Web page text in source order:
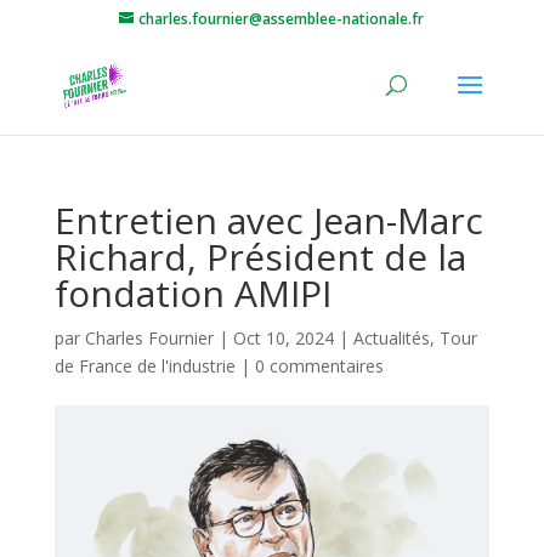
charles.fournier@assemblee-nationale.fr
Entretien avec Jean-Marc
Richard, Président de la
fondation AMIPI
par Charles Fournier| Oct 10, 2024| Actualités, Tour
de France de l'industrie | 0 commentaires